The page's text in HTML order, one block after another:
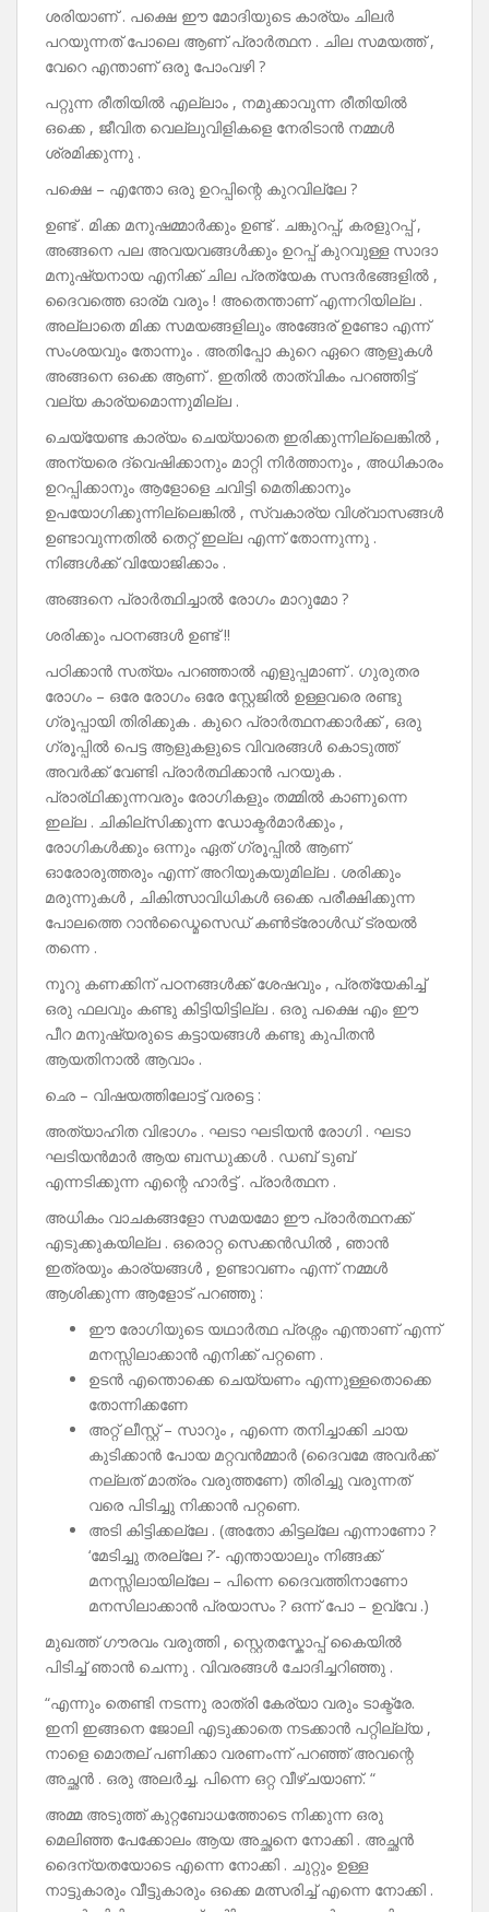
ശരിയാണ് . പക്ഷെ ഈ മോദിയുടെ കാര്യം ചിലർ
പറയുന്നത് പോലെ ആണ് പ്രാർത്ഥന . ചില സമയത്ത് ,
വേറെ എന്താണ് ഒരു പോംവഴി ?
പറ്റുന്ന രീതിയിൽ എല്ലാം , നമുക്കാവുന്ന രീതിയിൽ
ഒക്കെ , ജീവിത വെല്ലുവിളികളെ നേരിടാൻ നമ്മൾ
ശ്രമിക്കുന്നു .
പക്ഷെ – എന്തോ ഒരു ഉറപ്പിന്റെ കുറവില്ലേ ?
ഉണ്ട് . മിക്ക മനുഷമ്മാർക്കും ഉണ്ട് . ചങ്കുറപ്പ്, കരളുറപ്പ് ,
അങ്ങനെ പല അവയവങ്ങൾക്കും ഉറപ്പ് കുറവുള്ള സാദാ
മനുഷ്യനായ എനിക്ക് ചില പ്രത്യേക സന്ദർഭങ്ങളിൽ ,
ദൈവത്തെ ഓര്മ വരും ! അതെന്താണ് എന്നറിയില്ല .
അല്ലാതെ മിക്ക സമയങ്ങളിലും അങ്ങേര് ഉണ്ടോ എന്ന്
സംശയവും തോന്നും . അതിപ്പോ കുറെ ഏറെ ആളുകൾ
അങ്ങനെ ഒക്കെ ആണ് . ഇതിൽ താത്വികം പറഞ്ഞിട്ട്
വല്യ കാര്യമൊന്നുമില്ല .
ചെയ്യേണ്ട കാര്യം ചെയ്യാതെ ഇരിക്കുന്നില്ലെങ്കിൽ ,
അന്യരെ ദ്വെഷിക്കാനും മാറ്റി നിർത്താനും , അധികാരം
ഉറപ്പിക്കാനും ആളോളെ ചവിട്ടി മെതിക്കാനും
ഉപയോഗിക്കുന്നില്ലെങ്കിൽ , സ്വകാര്യ വിശ്വാസങ്ങൾ
ഉണ്ടാവുന്നതിൽ തെറ്റ് ഇല്ല എന്ന് തോന്നുന്നു .
നിങ്ങൾക്ക് വിയോജിക്കാം .
അങ്ങനെ പ്രാർത്ഥിച്ചാൽ രോഗം മാറുമോ ?
ശരിക്കും പഠനങ്ങൾ ഉണ്ട് !!
പഠിക്കാൻ സത്യം പറഞ്ഞാൽ എളുപ്പമാണ് . ഗുരുതര
രോഗം – ഒരേ രോഗം ഒരേ സ്റ്റേജിൽ ഉള്ളവരെ രണ്ടു
ഗ്രൂപ്പായി തിരിക്കുക . കുറെ പ്രാർത്ഥനക്കാർക്ക് , ഒരു
ഗ്രൂപ്പിൽ പെട്ട ആളുകളുടെ വിവരങ്ങൾ കൊടുത്ത്
അവർക്ക് വേണ്ടി പ്രാർത്ഥിക്കാൻ പറയുക .
പ്രാര്ഥിക്കുന്നവരും രോഗികളും തമ്മിൽ കാണുന്നെ
ഇല്ല . ചികില്സിക്കുന്ന ഡോക്ടർമാർക്കും ,
രോഗികൾക്കും ഒന്നും ഏത് ഗ്രൂപ്പിൽ ആണ്
ഓരോരുത്തരും എന്ന് അറിയുകയുമില്ല . ശരിക്കും
മരുന്നുകൾ , ചികിത്സാവിധികൾ ഒക്കെ പരീക്ഷിക്കുന്ന
പോലത്തെ റാൻഡ്മൈസെഡ്‌ കൺട്രോൾഡ് ട്രയൽ
തന്നെ .
നൂറു കണക്കിന് പഠനങ്ങൾക്ക് ശേഷവും , പ്രത്യേകിച്ച്
ഒരു ഫലവും കണ്ടു കിട്ടിയിട്ടില്ല . ഒരു പക്ഷെ എം ഈ
പീറ മനുഷ്യരുടെ കട്ടായങ്ങൾ കണ്ടു കുപിതൻ
ആയതിനാൽ ആവാം .
ഛെ – വിഷയത്തിലോട്ട് വരട്ടെ :
അത്യാഹിത വിഭാഗം . ഘടാ ഘടിയൻ രോഗി . ഘടാ
ഘടിയൻമാർ ആയ ബന്ധുക്കൾ . ഡബ് ടുബ്‌
എന്നടിക്കുന്ന എന്റെ ഹാർട്ട് . പ്രാർത്ഥന .
അധികം വാചകങ്ങളോ സമയമോ ഈ പ്രാർത്ഥനക്ക്
എടുക്കുകയില്ല . ഒരൊറ്റ സെക്കൻഡിൽ , ഞാൻ
ഇത്രയും കാര്യങ്ങൾ , ഉണ്ടാവണം എന്ന് നമ്മൾ
ആശിക്കുന്ന ആളോട് പറഞ്ഞു :
ഈ രോഗിയുടെ യഥാർത്ഥ പ്രശ്നം എന്താണ് എന്ന്
മനസ്സിലാക്കാൻ എനിക്ക് പറ്റണെ .
ഉടൻ എന്തൊക്കെ ചെയ്യണം എന്നുള്ളതൊക്കെ
തോന്നിക്കണേ
അറ്റ് ലീസ്റ്റ് – സാറും , എന്നെ തനിച്ചാക്കി ചായ
കുടിക്കാൻ പോയ മറ്റവൻമ്മാർ (ദൈവമേ അവർക്ക്
നല്ലത് മാത്രം വരുത്തണേ) തിരിച്ചു വരുന്നത്
വരെ പിടിച്ചു നിക്കാൻ പറ്റണെ.
അടി കിട്ടിക്കല്ലേ . (അതോ കിട്ടല്ലേ എന്നാണോ ?
‘മേടിച്ചു തരല്ലേ ?’- എന്തായാലും നിങ്ങക്ക്
മനസ്സിലായില്ലേ – പിന്നെ ദൈവത്തിനാണോ
മനസിലാക്കാൻ പ്രയാസം ? ഒന്ന് പോ – ഉവ്വേ .)
മുഖത്ത് ഗൗരവം വരുത്തി , സ്റ്റെതസ്കോപ്പ് കൈയിൽ
പിടിച്ച് ഞാൻ ചെന്നു . വിവരങ്ങൾ ചോദിച്ചറിഞ്ഞു .
“എന്നും തെണ്ടി നടന്നു രാത്രി കേര്യാ വരും ടാക്ട്രേ.
ഇനി ഇങ്ങനെ ജോലി എടുക്കാതെ നടക്കാൻ പറ്റില്ല്യ ,
നാളെ മൊതല് പണിക്കാ വരണംന്ന് പറഞ്ഞ് അവന്റെ
അച്ഛൻ . ഒരു അലർച്ച. പിന്നെ ഒറ്റ വീഴ്‌ചയാണ്‌. “
അമ്മ അടുത്ത് കുറ്റബോധത്തോടെ നിക്കുന്ന ഒരു
മെലിഞ്ഞ പേക്കോലം ആയ അച്ഛനെ നോക്കി . അച്ഛൻ
ദൈന്യതയോടെ എന്നെ നോക്കി . ചുറ്റും ഉള്ള
നാട്ടുകാരും വീട്ടുകാരും ഒക്കെ മത്സരിച്ച് എന്നെ നോക്കി .